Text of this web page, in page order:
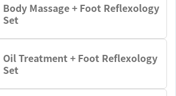
Body Massage + Foot Reflexology
Set
Oil Treatment + Foot Reflexology
Set